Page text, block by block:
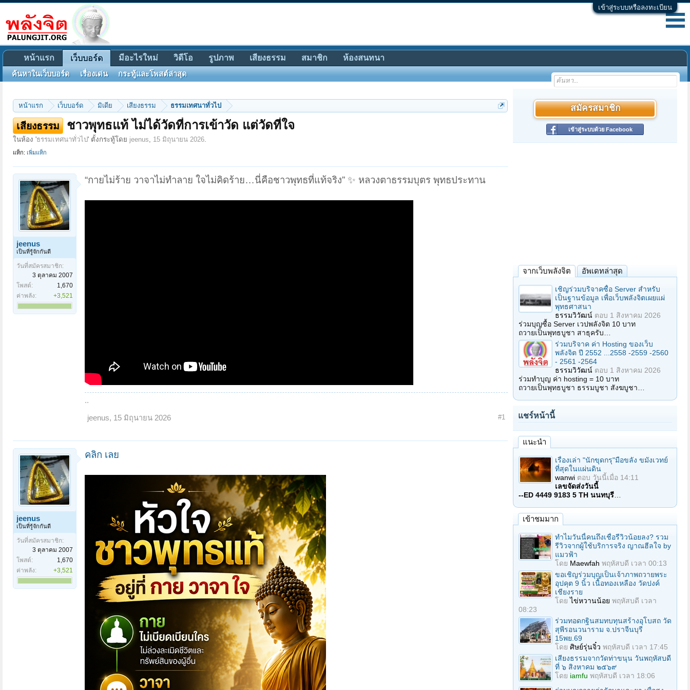
เข้าสู่ระบบหรือลงทะเบียน
หน้าแรก เว็บบอร์ด มิเดีย เสียงธรรม ธรรมเทศนาทั่วไป
เสียงธรรม ชาวพุทธแท้ ไม่ได้วัดที่การเข้าวัด แต่วัดที่ใจ
ในห้อง 'ธรรมเทศนาทั่วไป' ตั้งกระทู้โดย jeenus, 15 มิถุนายน 2026.
แท็ก: เพิ่มแท็ก
jeenus
เป็นที่รู้จักกันดี
วันที่สมัครสมาชิก:
3 ตุลาคม 2007
โพสต์:
1,670
ค่าพลัง:
+3,521
“กายไม่ร้าย วาจาไม่ทำลาย ใจไม่คิดร้าย…นี่คือชาวพุทธที่แท้จริง” ✨ หลวงตาธรรมบุตร พุทธประทาน
..
jeenus, 15 มิถุนายน 2026 #1
jeenus
เป็นที่รู้จักกันดี
วันที่สมัครสมาชิก:
3 ตุลาคม 2007
โพสต์:
1,670
ค่าพลัง:
+3,521
คลิก เลย
สมัครสมาชิก
เข้าสู่ระบบด้วย Facebook
จากเว็บพลังจิต อัพเดทล่าสุด
เชิญร่วมบริจาคซื้อ Server สำหรับ
เป็นฐานข้อมูล เพื่อเว็บพลังจิตเผยแผ่
พุทธศาสนา
ธรรมวิวัฒน์ ตอบ 1 สิงหาคม 2026
ร่วมบุญซื้อ Server เวปพลังจิต 10 บาท
ถวายเป็นพุทธบูชา สาธุครับ…
ร่วมบริจาค ค่า Hosting ของเว็บ
พลังจิต ปี 2552 ...2558 -2559 -2560
- 2561 -2564
ธรรมวิวัฒน์ ตอบ 1 สิงหาคม 2026
ร่วมทำบุญ ค่า hosting = 10 บาท
ถวายเป็นพุทธบูชา ธรรมบูชา สังฆบูชา…
แชร์หน้านี้
แนะนำ
เรื่องเล่า "นักขุดกรุ"มือขลัง ขมังเวทย์
ที่สุดในแผ่นดิน
wanwi ตอบ วันนี้เมื่อ 14:11
เลขจัดส่งวันนี้
--ED 4449 9183 5 TH นนทบุรี
เข้าชมมาก
ทำไมวันนี้คนถึงเชื่อรีวิวน้อยลง? รวม
รีวิวจากผู้ใช้บริการจริง ญาณฮีลใจ by
แมวฟ้า
โดย Maewfah พฤหัสบดี เวลา 00:13
ขอเชิญร่วมบุญเป็นเจ้าภาพถวายพระ
อุปคุต 9 นิ้ว เนื้อทองเหลือง วัดปงค์
เชียงราย
โดยไข่หวานน้อย พฤหัสบดี เวลา
08:23
ร่วมทอดกฐินสมทบทุนสร้างอุโบสถ วัด
สุพีรอนวนาราม จ.ปราจีนบุรี
15พย.69
โดย ศิษย์รุ่นจิ๋ว พฤหัสบดี เวลา 17:45
เสียงธรรมจากวัดท่าขนุน วันพฤหัสบดี
ที่ ๖ สิงหาคม ๒๕๖๙
โดย iamfu พฤหัสบดี เวลา 18:06
หน้าแรก เว็บบอร์ด
ค้นหาในเว็บบอร์ด เรื่องเด่น กระทู้และโพสต์ล่าสุด
มีอะไรใหม่ วิดีโอ รูปภาพ เสียงธรรม สมาชิก ห้องสนทนา